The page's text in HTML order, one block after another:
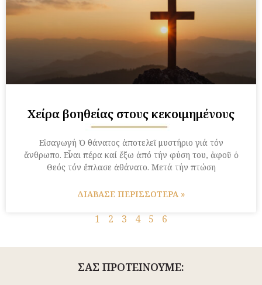
Χείρα βοηθείας στους κεκοιμημένους
Εἰσαγωγή Ὁ θάνατος ἀποτελεῖ μυστήριο γιά τόν
ἄνθρωπο. Εἶναι πέρα καί ἔξω ἀπό τήν φύση του, ἀφοῦ ὁ
Θεός τόν ἔπλασε ἀθάνατο. Μετά τήν πτώση
ΔΙΑΒΑΣΕ ΠΕΡΙΣΣΟΤΕΡΑ »
1 2 3 4 5 6
ΣΑΣ ΠΡΟΤΕΙΝΟΥΜΕ: